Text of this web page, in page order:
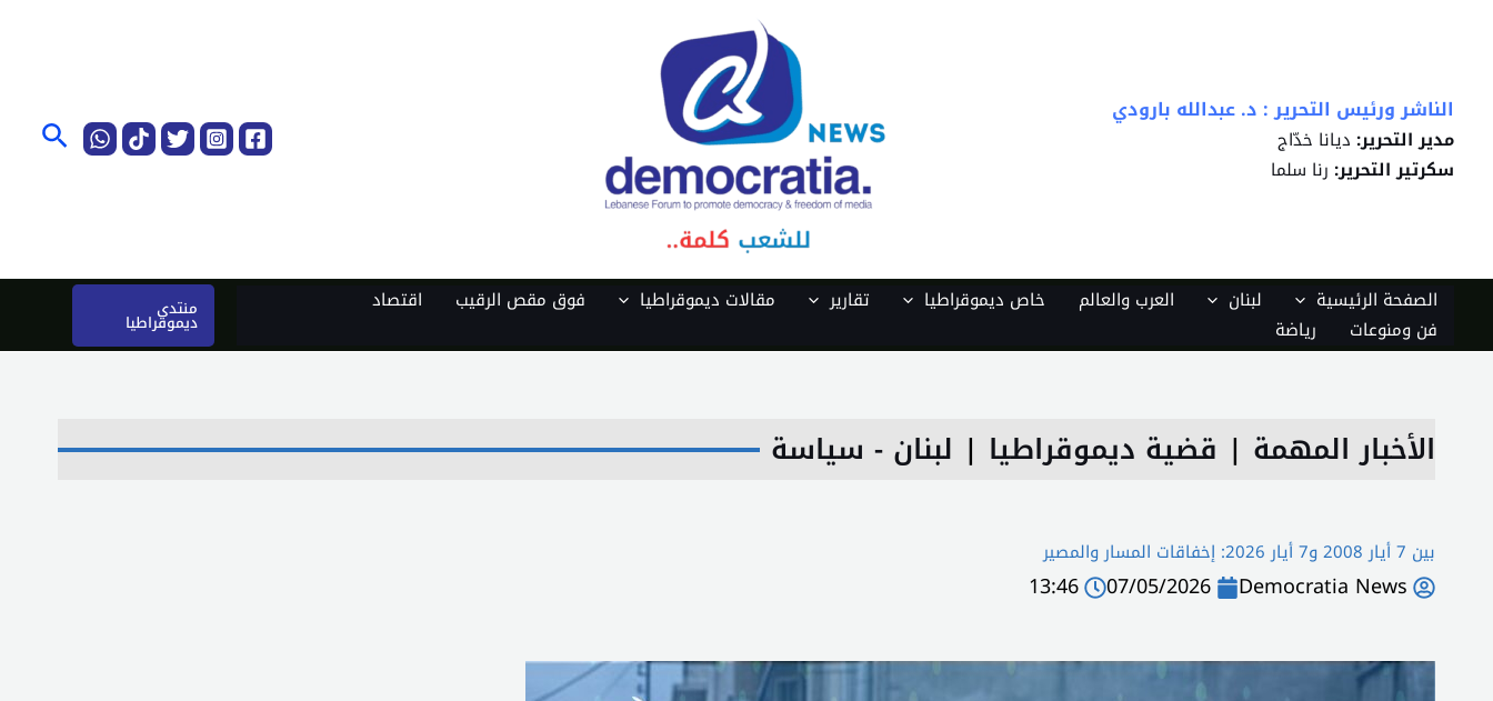
الناشر ورئيس التحرير : د. عبدالله بارودي
مدير التحرير: ديانا خدّاج
سكرتير التحرير: رنا سلما
الصفحة الرئيسية لبنان العرب والعالم خاص ديموقراطيا تقارير مقالات ديموقراطيا فوق مقص الرقيب
اقتصاد
فن ومنوعات
رياضة
منتدى
ديموقراطيا
الأخبار المهمة | قضية ديموقراطيا | لبنان - سياسة
بين 7 أيار 2008 و7 أيار 2026: إخفاقات المسار والمصير
Democratia News
07/05/2026
13:46